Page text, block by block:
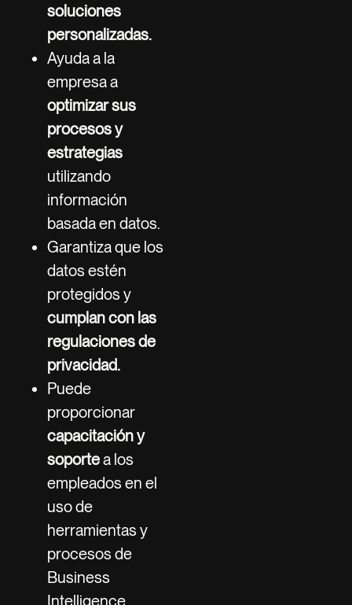
soluciones
personalizadas.
Ayuda a la
empresa a
optimizar sus
procesos y
estrategias
utilizando
información
basada en datos.
Garantiza que los
datos estén
protegidos y
cumplan con las
regulaciones de
privacidad.
Puede
proporcionar
capacitación y
soportea los
empleados en el
uso de
herramientas y
procesos de
Business
Intelligence.